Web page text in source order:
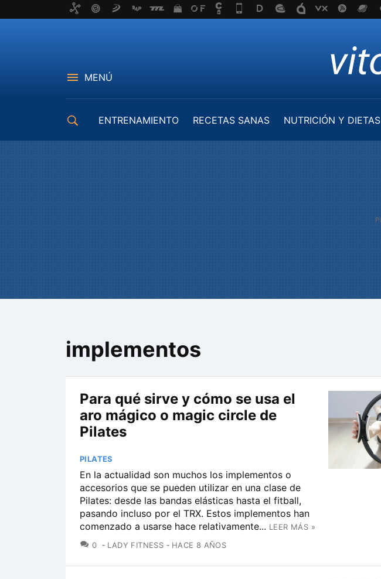
MENÚ
ENTRENAMIENTO RECETAS SANAS NUTRICIÓN Y DIETAS
implementos
Para qué sirve y cómo se usa el
aro mágico o magic circle de
Pilates
PILATES
En la actualidad son muchos los implementos o
accesorios que se pueden utilizar en una clase de
Pilates: desde las bandas elásticas hasta el fitball,
pasando incluso por el TRX. Estos implementos han
comenzado a usarse hace relativamente... LEER MÁS »
0 COMENTARIOS
LADY FITNESS HACE 8 AÑOS